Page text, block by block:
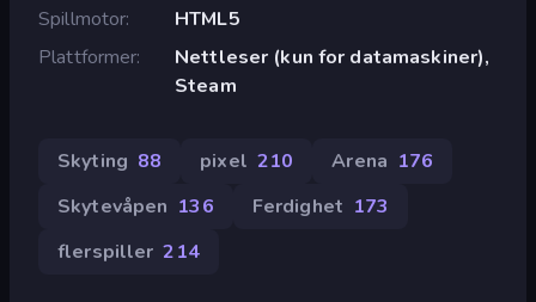
Spillmotor
HTML5
Plattformer
Nettleser (kun for datamaskiner),
Steam
Skyting 88 pixel 210 Arena 176
Skytevåpen 136 Ferdighet 173
flerspiller 214